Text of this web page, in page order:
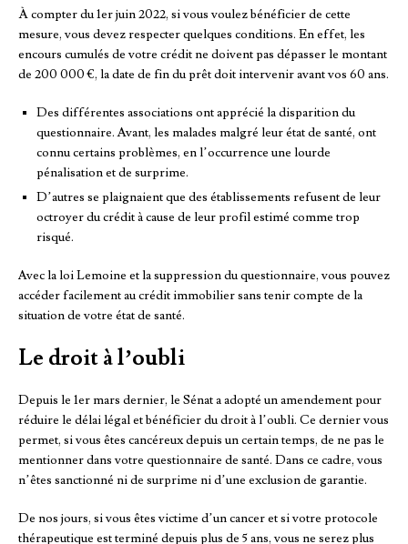
À compter du 1er juin 2022, si vous voulez bénéficier de cette
mesure, vous devez respecter quelques conditions. En effet, les
encours cumulés de votre crédit ne doivent pas dépasser le montant
de 200 000 €, la date de fin du prêt doit intervenir avant vos 60 ans.
Des différentes associations ont apprécié la disparition du
questionnaire. Avant, les malades malgré leur état de santé, ont
connu certains problèmes, en l’occurrence une lourde
pénalisation et de surprime.
D’autres se plaignaient que des établissements refusent de leur
octroyer du crédit à cause de leur profil estimé comme trop
risqué.
Avec la loi Lemoine et la suppression du questionnaire, vous pouvez
accéder facilement au crédit immobilier sans tenir compte de la
situation de votre état de santé.
Le droit à l’oubli
Depuis le 1er mars dernier, le Sénat a adopté un amendement pour
réduire le délai légal et bénéficier du droit à l’oubli. Ce dernier vous
permet, si vous êtes cancéreux depuis un certain temps, de ne pas le
mentionner dans votre questionnaire de santé. Dans ce cadre, vous
n’êtes sanctionné ni de surprime ni d’une exclusion de garantie.
De nos jours, si vous êtes victime d’un cancer et si votre protocole
thérapeutique est terminé depuis plus de 5 ans, vous ne serez plus